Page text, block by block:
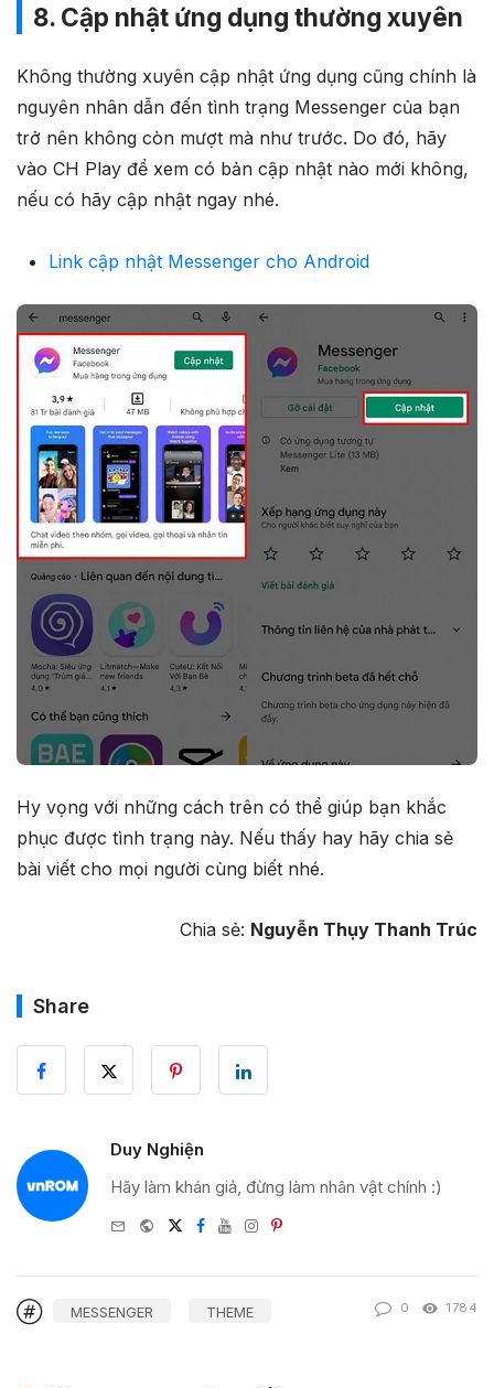
8. Cập nhật ứng dụng thường xuyên
Không thường xuyên cập nhật ứng dụng cũng chính là
nguyên nhân dẫn đến tình trạng Messenger của bạn
trở nên không còn mượt mà như trước. Do đó, hãy
vào CH Play để xem có bản cập nhật nào mới không,
nếu có hãy cập nhật ngay nhé.
Link cập nhật Messenger cho Android
Hy vọng với những cách trên có thể giúp bạn khắc
phục được tình trạng này. Nếu thấy hay hãy chia sẻ
bài viết cho mọi người cùng biết nhé.
Chia sẻ: Nguyễn Thụy Thanh Trúc
Share
Duy Nghiện
Hãy làm khán giả, đừng làm nhân vật chính :)
e-
WebsiteTwitter
Facebook
YoutubeInstagram
Pinterest
MESSENGER THEME 0 1784